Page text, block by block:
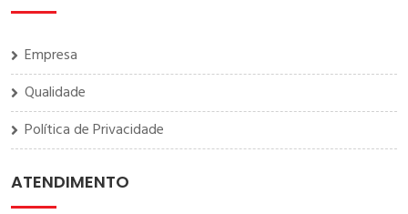
Empresa
Qualidade
Política de Privacidade
ATENDIMENTO